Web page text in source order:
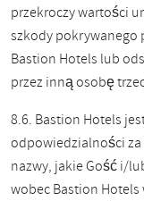
przekroczy wartości
szkody pokrywanego
Bastion Hotels lub
przez inną osobę
8.6. Bastion Hotels
odpowiedzialności
nazwy, jakie Gość i/
wobec Bastion Hotels